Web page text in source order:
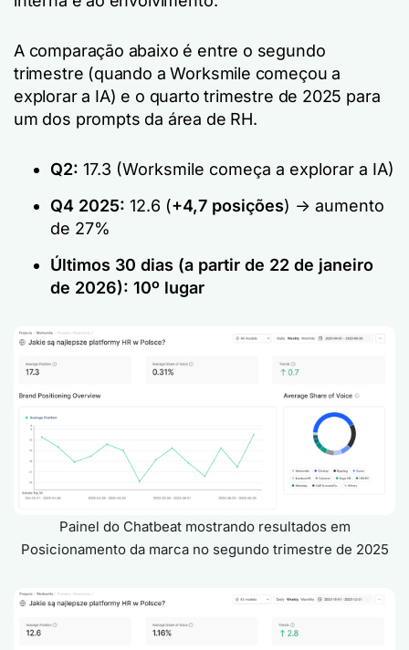
A comparação abaixo é entre o segundo
trimestre (quando a Worksmile começou a
explorar a IA) e o quarto trimestre de 2025 para
um dos prompts da área de RH.
Q2: 17.3 (Worksmile começa a explorar a IA)
Q4 2025: 12.6 (+4,7 posições) -> aumento
de 27%
Últimos 30 dias (a partir de 22 de janeiro
de 2026): 10º lugar
Painel do Chatbeat mostrando resultados em
Posicionamento da marca no segundo trimestre de 2025